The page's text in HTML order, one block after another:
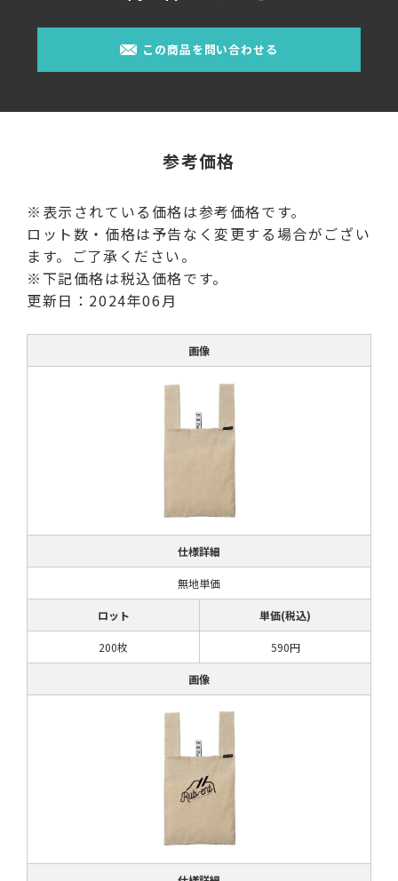
この商品を問い合わせる
参考価格
※表示されている価格は参考価格です。
ロット数・価格は予告なく変更する場合がござい
ます。ご了承ください。
※下記価格は税込価格です。
更新日：2024年06月
画像
仕様詳細
無地単価
ロット 単価(税込)
200枚 590円
画像